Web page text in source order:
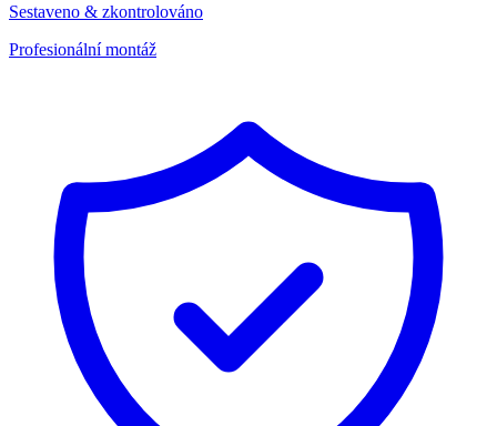
Sestaveno & zkontrolováno
Profesionální montáž